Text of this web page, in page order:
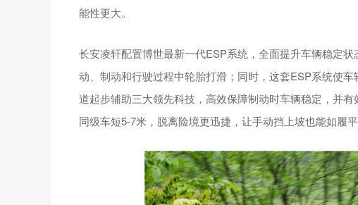
能性更大。
长安凌轩配置博世最新一代ESP系统，全面提升车辆稳定
动、制动和行驶过程中轮胎打滑；同时，这套ESP系统使
道起步辅助三大领先科技，高效保障制动时车辆稳定，并
同级车短5-7米，脱离险境更迅捷，让手动挡上坡也能如履